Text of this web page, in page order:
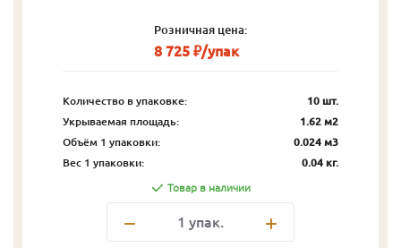
Розничная цена:
8 725 ₽/упак
Количество в упаковке:
10 шт.
Укрываемая площадь:
1.62 м2
Объём 1 упаковки:
0.024 м3
Вес 1 упаковки:
0.04 кг.
Товар в наличии
1 упак.